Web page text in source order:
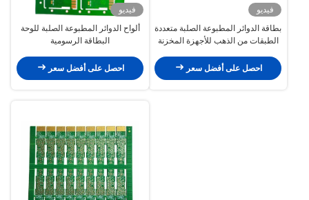
فيديو
بطاقة الدوائر المطبوعة الصلبة متعددة
الطبقات من الذهب للأجهزة المخزنة
احصل على أفضل سعر
فيديو
ألواح الدوائر المطبوعة الصلبة للوحة
البطاقة الرسومية
احصل على أفضل سعر